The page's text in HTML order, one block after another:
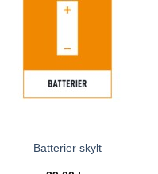
Batterier skylt